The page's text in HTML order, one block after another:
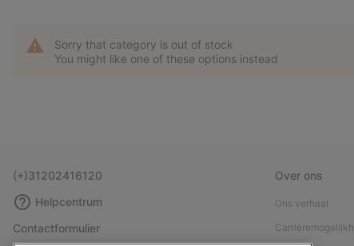
Sorry that category is out of stock
You might like one of these options instead
(+)31202416120
Helpcentrum
Contactformulier
Over ons
Ons verhaal